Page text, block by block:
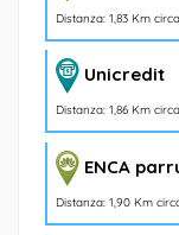
Distanza: 1,83 Km circa
Unicredit
Distanza: 1,86 Km circa
ENCA
Distanza: 1,90 Km